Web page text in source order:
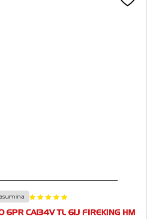
6PR CA134V TL 61J FIREKING HM